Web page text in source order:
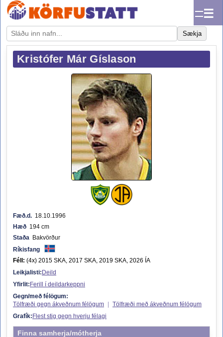
☰
Sækja
Kristófer Már Gíslason
Fæð.d. 18.10.1996
Hæð 194 cm
Staða Bakvörður
Ríkisfang
Féll: (4x) 2015 SKA, 2017 SKA, 2019 SKA, 2026 ÍA
Leikjalisti: Deild
Yfirlit: Ferill í deildarkeppni
Gegn/með félögum:
Tölfræði gegn ákveðnum félögum
Tölfræði með ákveðnum félögum
Grafík: Flest stig gegn hverju félagi
Finna samherja/mótherja